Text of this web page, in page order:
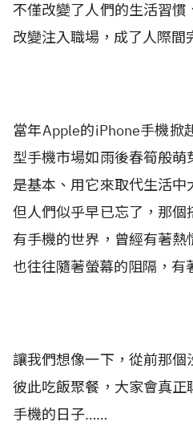
不僅改變了人們的生活習
改變注入職場，成了人際間
當年Apple的iPhone手機掀
型手機市場如雨後春筍般
是基本、用它來取代生活中
但人們似乎早已忘了，那
有手機的世界，曾經有著
也往往隨著螢幕的阻隔，有
讓我們想像一下，從前那個
彼此吃飯聚餐，大家會真正
手機的日子……